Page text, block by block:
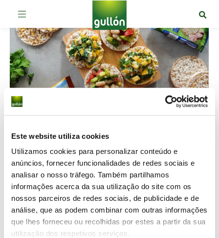
Este website utiliza cookies
Utilizamos cookies para personalizar conteúdo e
anúncios, fornecer funcionalidades de redes sociais e
analisar o nosso tráfego. Também partilhamos
informações acerca da sua utilização do site com os
nossos parceiros de redes sociais, de publicidade e de
análise, que as podem combinar com outras informações
que lhes forneceu ou recolhidas por estes a partir da sua
utilização dos respetivos serviços.
Menu natalício sem glúten
irodriguez
Leave a comment
Tem um familiar ou amigo celíaco que vai
passar o Natal em sua casa? Este artigo é
para si! Atenção: 1. Aperitivo: ceviche de
corvina com um toque de malagueta sem
glúten Para preparar 4 porções: 200 g de